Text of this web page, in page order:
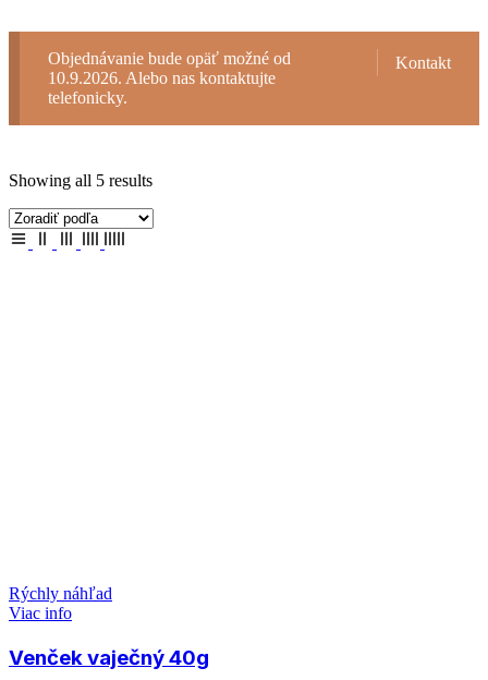
Kontakt
Objednávanie bude opäť možné od
10.9.2026. Alebo nas kontaktujte
telefonicky.
Showing all 5 results
Rýchly náhľad
Viac info
Venček vaječný 40g